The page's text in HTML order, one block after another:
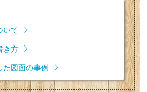
いて
き方
た図面の事例